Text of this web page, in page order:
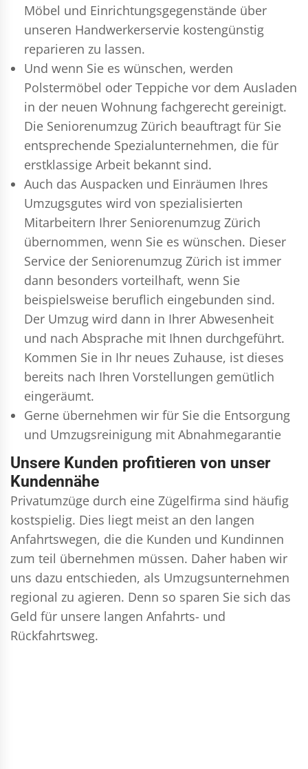
Möbel und Einrichtungsgegenstände über
unseren Handwerkerservie kostengünstig
reparieren zu lassen.
Und wenn Sie es wünschen, werden
Polstermöbel oder Teppiche vor dem Ausladen
in der neuen Wohnung fachgerecht gereinigt.
Die Seniorenumzug Zürich beauftragt für Sie
entsprechende Spezialunternehmen, die für
erstklassige Arbeit bekannt sind.
Auch das Auspacken und Einräumen Ihres
Umzugsgutes wird von spezialisierten
Mitarbeitern Ihrer Seniorenumzug Zürich
übernommen, wenn Sie es wünschen. Dieser
Service der Seniorenumzug Zürich ist immer
dann besonders vorteilhaft, wenn Sie
beispielsweise beruflich eingebunden sind.
Der Umzug wird dann in Ihrer Abwesenheit
und nach Absprache mit Ihnen durchgeführt.
Kommen Sie in Ihr neues Zuhause, ist dieses
bereits nach Ihren Vorstellungen gemütlich
eingeräumt.
Gerne übernehmen wir für Sie die Entsorgung
und Umzugsreinigung mit Abnahmegarantie
Unsere Kunden profitieren von unser
Kundennähe
Privatumzüge durch eine Zügelfirma sind häufig
kostspielig. Dies liegt meist an den langen
Anfahrtswegen, die die Kunden und Kundinnen
zum teil übernehmen müssen. Daher haben wir
uns dazu entschieden, als Umzugsunternehmen
regional zu agieren. Denn so sparen Sie sich das
Geld für unsere langen Anfahrts- und
Rückfahrtsweg.